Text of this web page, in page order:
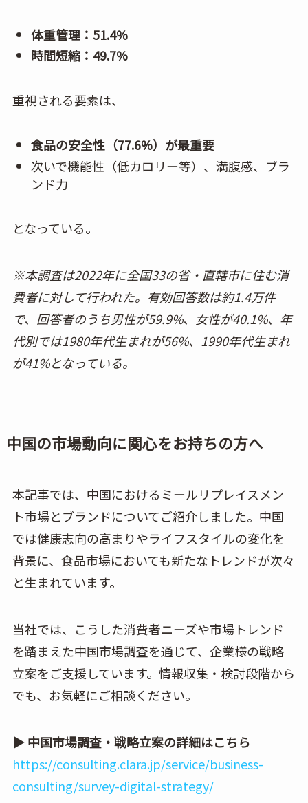
体重管理：51.4%
時間短縮：49.7%
重視される要素は、
食品の安全性（77.6%）が最重要
次いで機能性（低カロリー等）、満腹感、ブラ
ンド力
となっている。
※本調査は2022年に全国33の省・直轄市に住む消
費者に対して行われた。有効回答数は約1.4万件
で、回答者のうち男性が59.9%、女性が40.1%、年
代別では1980年代生まれが56%、1990年代生まれ
が41%となっている。
中国の市場動向に関心をお持ちの方へ
本記事では、中国におけるミールリプレイスメン
ト市場とブランドについてご紹介しました。中国
では健康志向の高まりやライフスタイルの変化を
背景に、食品市場においても新たなトレンドが次々
と生まれています。
当社では、こうした消費者ニーズや市場トレンド
を踏まえた中国市場調査を通じて、企業様の戦略
立案をご支援しています。情報収集・検討段階から
でも、お気軽にご相談ください。
▶ 中国市場調査・戦略立案の詳細はこちら
https://consulting.clara.jp/service/business-
consulting/survey-digital-strategy/